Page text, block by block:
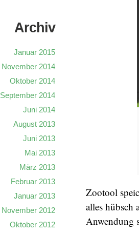
Zootool
alles hübsch
Anwendung
Archiv
Januar 2015
November 2014
Oktober 2014
September 2014
Juni 2014
August 2013
Juni 2013
Mai 2013
März 2013
Februar 2013
Januar 2013
November 2012
Oktober 2012